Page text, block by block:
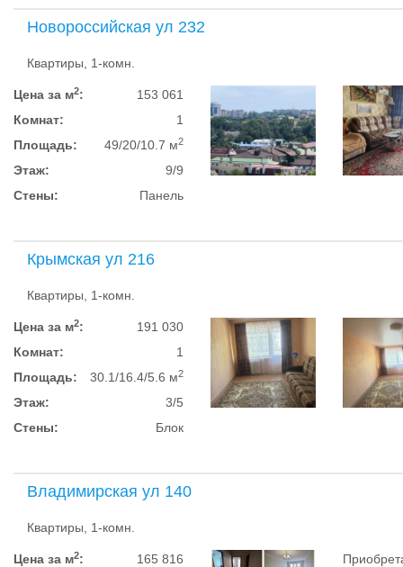
Новороссийская ул 232
Квартиры, 1-комн.
Цена за м2:
153 061
Комнат:
1
Площадь:
49/20/10.7 м2
Этаж:
9/9
Стены:
Панель
Крымская ул 216
Квартиры, 1-комн.
Цена за м2:
191 030
Комнат:
1
Площадь:
30.1/16.4/5.6 м2
Этаж:
3/5
Стены:
Блок
Владимирская ул 140
Квартиры, 1-комн.
Цена за м2:
165 816